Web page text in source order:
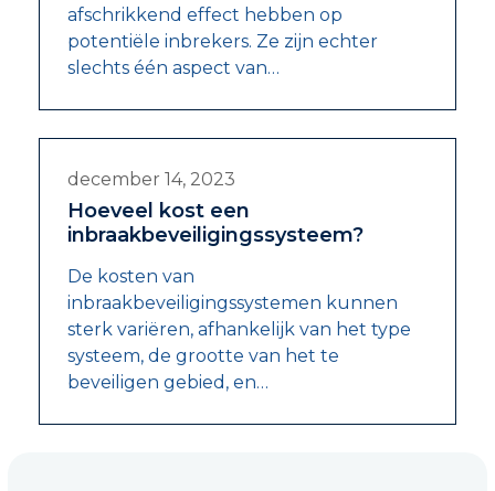
afschrikkend effect hebben op
potentiële inbrekers. Ze zijn echter
slechts één aspect van…
december 14, 2023
Hoeveel kost een
inbraakbeveiligingssysteem?
De kosten van
inbraakbeveiligingssystemen kunnen
sterk variëren, afhankelijk van het type
systeem, de grootte van het te
beveiligen gebied, en…